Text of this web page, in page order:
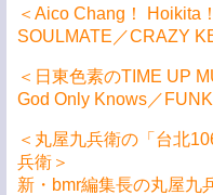
＜Aico Chang！ Hoikita
SOULMATE／CRAZY
＜日東色素のTIME UP
God Only Knows／
＜丸屋九兵衛の「台北
兵衛＞
新・bmr編集長の丸屋九